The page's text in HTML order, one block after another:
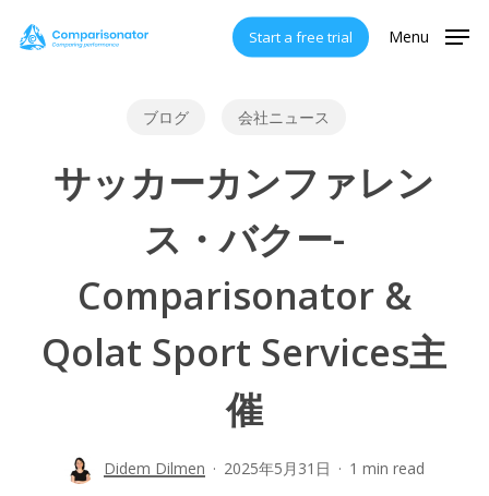
Start a free trial Menu
ブログ 会社ニュース
サッカーカンファレン
ス・バクー-
Comparisonator &
Qolat Sport Services主
催
Didem Dilmen 2025年5月31日 1 min read